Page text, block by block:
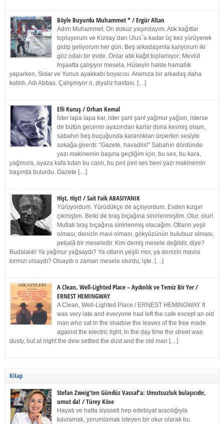
Böyle Buyurdu Muhammet * / Ergür Altan
Adım Muhammet. On dokuz yaşındayım. Atık kağıtlar
topluyorum ve Kızılay`dan Ulus`a kadar üç kez yürüyerek
gidip geliyorum her gün. Beş arkadaşımla kalıyorum iki
göz odalı bir evde. Onlar atık kağıt toplamıyor; Mevlüt
inşaatta çalışıyor mesela, Hüseyin halde hamallık
yaparken, Sidar ve Yunus ayakkabı boyacısı. Aramıza bir arkadaş daha
katıldı. Adı Abbas. Çalışmıyor o, diyaliz hastası. […]
Elli Kuruş / Orhan Kemal
İster lapa lapa kar, ister şarıl şarıl yağmur yağsın, isterse
de bütün gecenin ayazından karlar dona kesmiş olsun,
sabahın beş buçuğunda karanlıkları ürperten sesiyle
sokağa girerdi: “Gazete, havadiis!” Sabahın dördünde
yazı makinemin başına geçtiğim için, bu ses, bu kara,
yağmura, ayaza kafa tutan bu canlı, bu pırıl pırıl ses beni yazı makinemin
başında bulurdu. Gazete […]
Hişt, Hişt! / Sait Faik ABASIYANIK
Yürüyordum. Yürüdükçe de açılıyordum. Evden kızgın
çıkmıştım. Belki de tıraş bıçağına sinirlenmiştim. Olur, olur!
Mutlak tıraş bıçağına sinirlenmiş olacağım. Otların yeşil
olması, denizin mavi olması, gökyüzünün bulutsuz olması,
pekalâ bir meseledir. Kim demiş mesele değildir, diye?
Budalalık! Ya yağmur yağsaydı? Ya otların yeşili mor, ya denizin mavisi
kırmızı olsaydı? Olsaydı o zaman mesele olurdu, işte. […]
A Clean, Well-Lighted Place – Aydınlık ve Temiz Bir Yer /
ERNEST HEMINGWAY
A Clean, Well-Lighted Place / ERNEST HEMINGWAY It
was very late and everyone had left the cafe except an old
man who sat in the shadow the leaves of the tree made
against the electric light. In the day time the street was
dusty, but at night the dew settled the dust and the old man […]
Kitap
Stefan Zweig’ten Gündüz Vassaf’a: Umutsuzluk bulaşıcıdır,
umut da! / Türey Köse
Hayatı ve hatta siyaseti hep edebiyat aracılığıyla
kavramak, yorumlamak isteyen bir okur olarak bu